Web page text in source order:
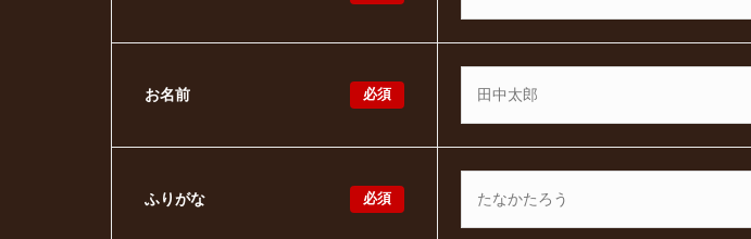
必須
お名前
必須
ふりがな